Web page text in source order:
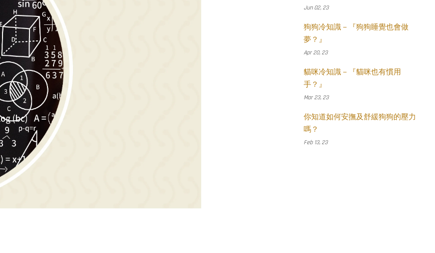
Jun 02, 23
狗狗冷知識－『狗狗睡覺也會做
夢？』
Apr 20, 23
貓咪冷知識－『貓咪也有慣用
手？』
Mar 23, 23
你知道如何安撫及舒緩狗狗的壓力
嗎？
Feb 13, 23